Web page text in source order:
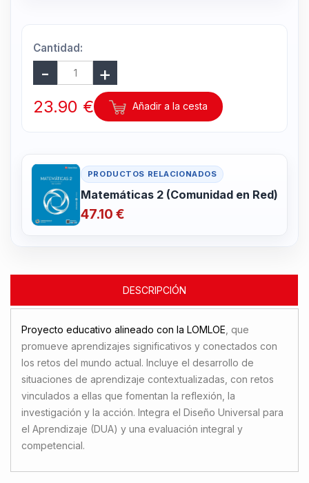
Cantidad:
23.90 € Añadir a la cesta
PRODUCTOS RELACIONADOS
Matemáticas 2 (Comunidad en Red)
47.10 €
DESCRIPCIÓN
Proyecto educativo alineado con la LOMLOE, que
promueve aprendizajes significativos y conectados con
los retos del mundo actual. Incluye el desarrollo de
situaciones de aprendizaje contextualizadas, con retos
vinculados a ellas que fomentan la reflexión, la
investigación y la acción. Integra el Diseño Universal para
el Aprendizaje (DUA) y una evaluación integral y
competencial.